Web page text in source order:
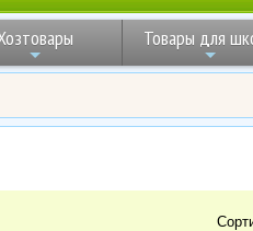
Товары для